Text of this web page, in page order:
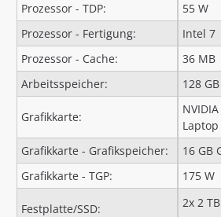
Prozessor - TDP:
55 W
Prozessor - Fertigung:
Intel 7
Prozessor - Cache:
36 MB
Arbeitsspeicher:
128
Grafikkarte:
Laptop
Grafikkarte - Grafikspeicher:
16 GB
Grafikkarte - TGP:
175 W
Festplatte/SSD: 2x 2